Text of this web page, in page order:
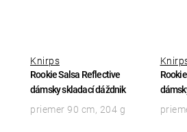
Rookie Salsa Reflective
dámsky skladací dáždnik
Knirps
priemer 90 cm, 204 g